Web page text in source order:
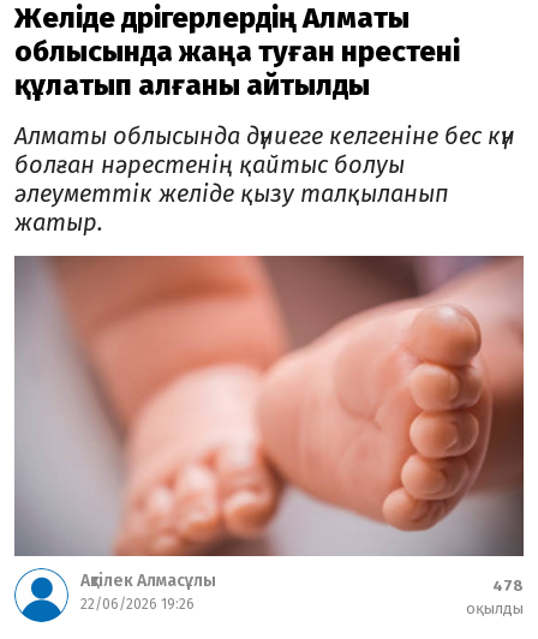
Желіде дәрігерлердің Алматы
облысында жаңа туған нәрестені
құлатып алғаны айтылды
Алматы облысында дүниеге келгеніне бес күн
болған нәрестенің қайтыс болуы
әлеуметтік желіде қызу талқыланып
жатыр.
Ақтілек Алмасұлы
22/06/2026 19:26
478
оқылды